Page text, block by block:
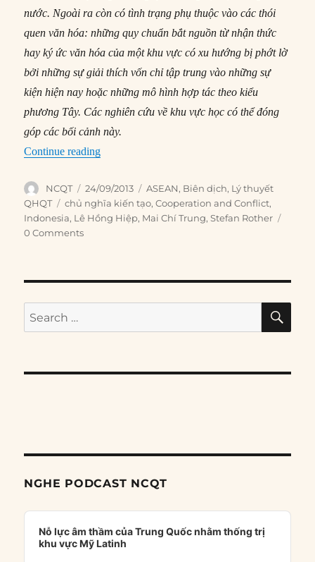
nước. Ngoài ra còn có tình trạng phụ thuộc vào các thói
quen văn hóa: những quy chuẩn bắt nguồn từ nhận thức
hay ký ức văn hóa của một khu vực có xu hướng bị phớt lờ
bởi những sự giải thích vốn chỉ tập trung vào những sự
kiện hiện nay hoặc những mô hình hợp tác theo kiểu
phương Tây. Các nghiên cứu về khu vực học có thể đóng
góp các bối cảnh này.
Continue reading“#61 – Wendt hội ngộ phương Đông: Văn hóa
Author
NCQT
Posted
on
24/09/2013 Categories
ASEAN, Biên dịch, Lý thuyết
QHQT
Tags
chủ nghĩa kiến tạo,Cooperation and Conflict,
Indonesia, Lê Hồng Hiệp, Mai Chí Trung,Stefan Rother
0 Comments
Search
for:
NGHE PODCAST NCQT
Audio
Player
Nỗ lực âm thầm của Trung Quốc nhằm thống trị
khu vực Mỹ Latinh